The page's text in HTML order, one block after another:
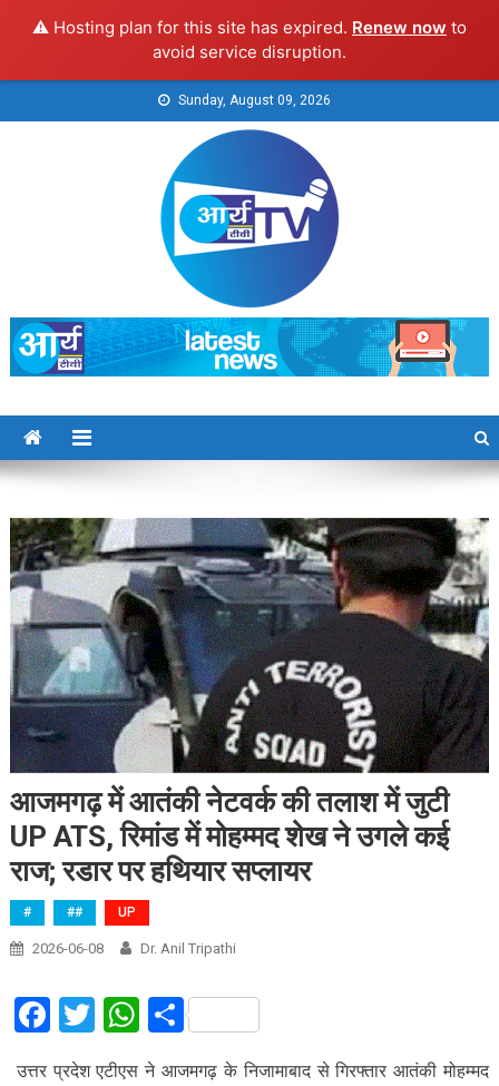
⚠️ Hosting plan for this site has expired. Renew now to
avoid service disruption.
to
Sunday, August 09, 2026
Arya TV
आजमगढ़ में आतंकी नेटवर्क की तलाश में जुटी
UP ATS, रिमांड में मोहम्मद शेख ने उगले कई
राज; रडार पर हथियार सप्लायर
# ## UP
2026-06-08 Dr. Anil Tripathi
Facebook
Twitter
WhatsApp
Share
उत्तर प्रदेश एटीएस ने आजमगढ़ के निजामाबाद से गिरफ्तार आतंकी मोहम्मद